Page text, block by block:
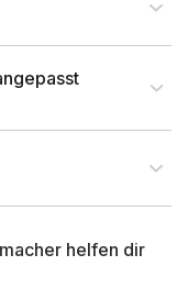
x 20 x 2 mm
helfen dir